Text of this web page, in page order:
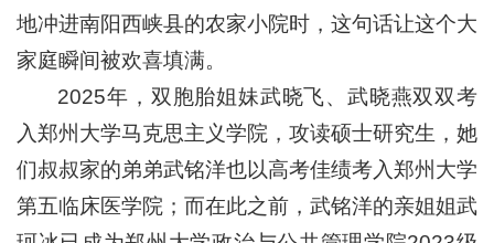
地冲进南阳西峡县的农家小院时，这句话让这个大
家庭瞬间被欢喜填满。
2025年，双胞胎姐妹武晓飞、武晓燕双双考
入郑州大学马克思主义学院，攻读硕士研究生，她
们叔叔家的弟弟武铭洋也以高考佳绩考入郑州大学
第五临床医学院；而在此之前，武铭洋的亲姐姐武